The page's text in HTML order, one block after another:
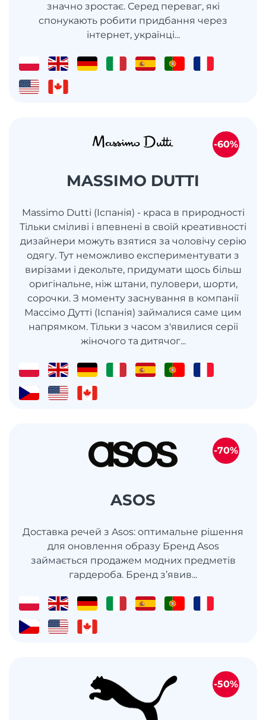
значно зростає. Серед переваг, які
спонукають робити придбання через
інтернет, українці...
MASSIMO DUTTI
Massimo Dutti (Іспанія) - краса в природності
Тільки сміливі і впевнені в своїй креативності
дизайнери можуть взятися за чоловічу серію
одягу. Тут неможливо експериментувати з
вирізами і декольте, придумати щось більш
оригінальне, ніж штани, пуловери, шорти,
сорочки. З моменту заснування в компанії
Массімо Дутті (Іспанія) займалися саме цим
напрямком. Тільки з часом з'явилися серії
жіночого та дитячог...
-60%
ASOS
Доставка речей з Asos: оптимальне рішення
для оновлення образу Бренд Asos
займається продажем модних предметів
гардероба. Бренд з’явив...
-70%
-50%